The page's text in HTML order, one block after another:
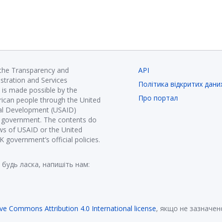
Transparency and
and Services
made possible by the
people through the United
Development (USAID)
The contents do
of USAID or the United
government’s official policies.
ласка, напишіть нам:
API
Політика відкритих
Про портал
Commons Attribution 4.0 International license, якщо не